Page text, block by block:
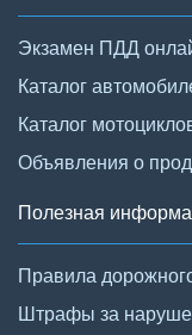
Экзамен ПДД
Каталог
Каталог
Объявления о
Полезная
Правила
Штрафы за